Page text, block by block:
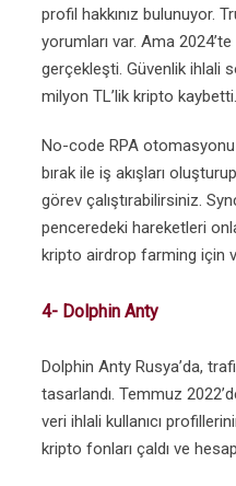
profil hakkınız bulunuyor.
yorumları var. Ama
gerçekleşti. Güvenlik ihlali
milyon TL’lik kripto kaybetti.
No-code RPA
bırak ile iş akışları
görev çalıştırabilirsiniz.
penceredeki hareketleri
kripto airdrop farming için
4- Dolphin Anty
Dolphin Anty Rusya’da,
tasarlandı. Temmuz
veri ihlali kullanıcı
kripto fonları çaldı ve